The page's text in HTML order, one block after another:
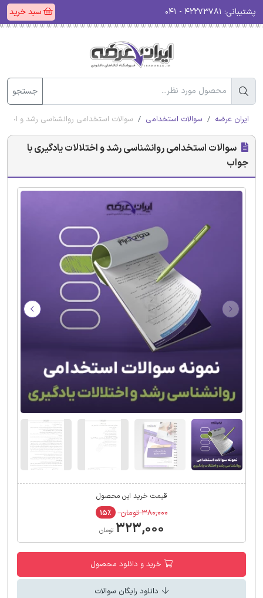
پشتیبانی: سبد خرید
جستجو
ایران عرضه سوالات استخدامی سوالات استخدامی روانشناسی رشد و
سوالات استخدامی روانشناسی رشد و اختلالات یادگیری با
جواب
قیمت خرید این محصول
۳۸۰,۰۰۰ تومان ۱۵٪
۳۲۳,۰۰۰ تومان
خرید و دانلود محصول
دانلود رایگان سوالات